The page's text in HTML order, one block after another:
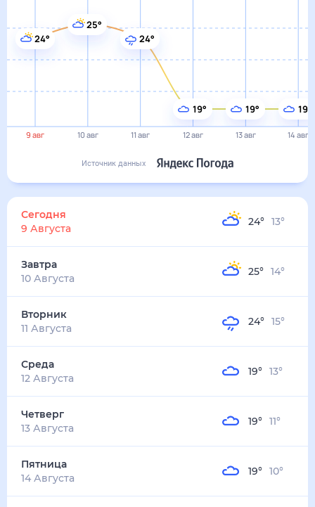
9 авг 10 авг 11 авг 12 авг 13 авг 14 авг
24°
25°
24°
19° 19° 19°
Источник данных
Сегодня
9 Августа
24° 13°
Завтра
10 Августа
25° 14°
Вторник
11 Августа
24° 15°
Среда
12 Августа
19° 13°
Четверг
13 Августа
19° 11°
Пятница
14 Августа
19° 10°